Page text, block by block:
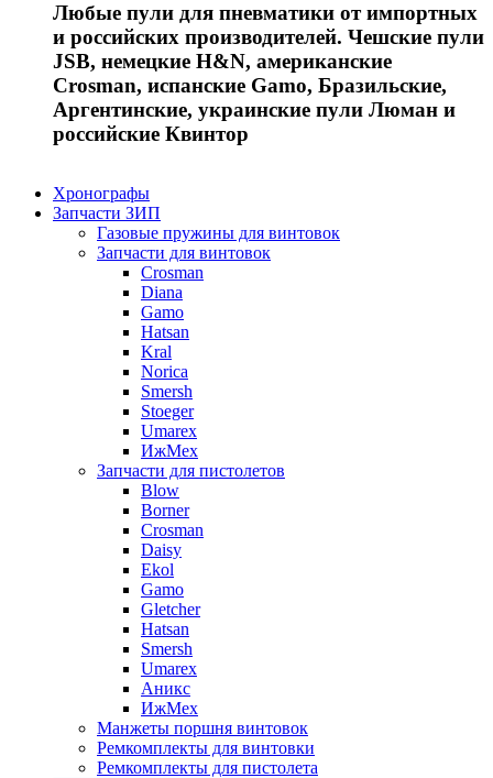
Любые пули для пневматики от импортных
и российских производителей. Чешские пули
JSB, немецкие H&N, американские
Crosman, испанские Gamo, Бразильские,
Аргентинские, украинские пули Люман и
российские Квинтор
Хронографы
Запчасти ЗИП
Газовые пружины для винтовок
Запчасти для винтовок
Crosman
Diana
Gamo
Hatsan
Kral
Norica
Smersh
Stoeger
Umarex
ИжМех
Запчасти для пистолетов
Blow
Borner
Crosman
Daisy
Ekol
Gamo
Gletcher
Hatsan
Smersh
Umarex
Аникс
ИжМех
Манжеты поршня винтовок
Ремкомплекты для винтовки
Ремкомплекты для пистолета